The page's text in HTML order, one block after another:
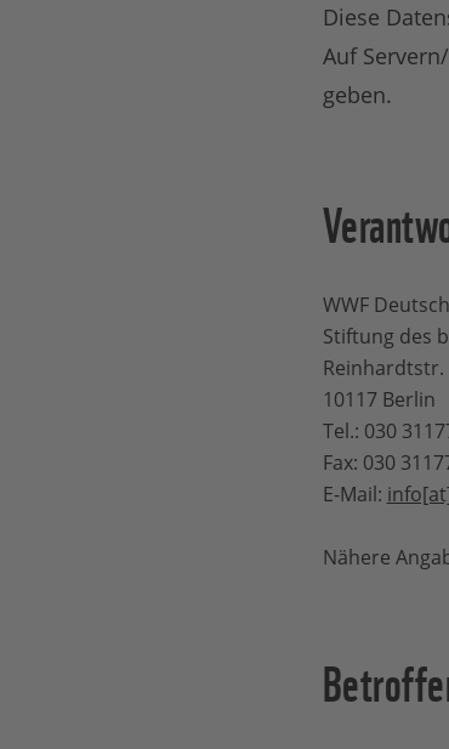
Diese
Auf
geben.
WWF
Stiftung des
Reinhardtstr.
10117 Berlin
Tel.: 030
Fax: 030
E-Mail:
Nähere